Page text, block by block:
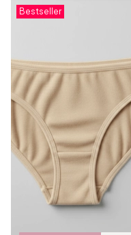
Bestseller